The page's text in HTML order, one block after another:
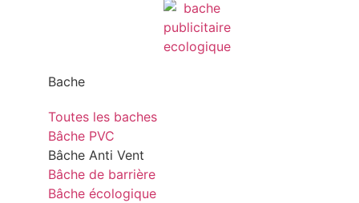
Bache
Toutes les baches
Bâche PVC
Bâche Anti Vent
Bâche de barrière
Bâche écologique